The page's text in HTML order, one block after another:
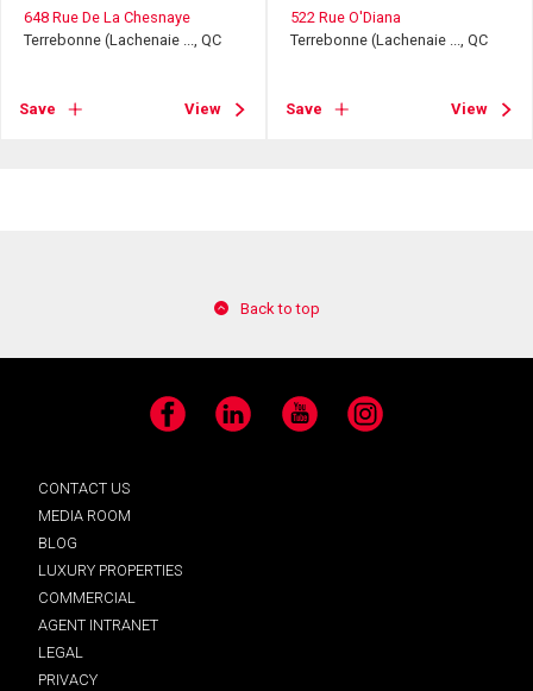
648 Rue De La Chesnaye
Terrebonne (Lachenaie ..., QC
Save View
522 Rue O'Diana
Terrebonne (Lachenaie ..., QC
Save View
Back to top
Facebook LinkedIn YouTube Instagram
CONTACT US
MEDIA ROOM
BLOG
LUXURY PROPERTIES
COMMERCIAL
AGENT INTRANET
LEGAL
PRIVACY